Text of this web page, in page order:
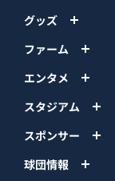
グッズ
ファーム
エンタメ
スタジアム
スポンサー
球団情報